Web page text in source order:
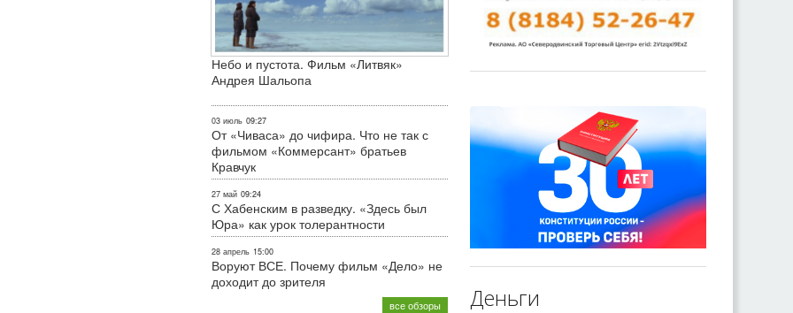
Небо и пустота. Фильм «Литвяк»
Андрея Шальопа
03 июль 09:27
От «Чиваса» до чифира. Что не так с
фильмом «Коммерсант» братьев
Кравчук
27 май 09:24
С Хабенским в разведку. «Здесь был
Юра» как урок толерантности
28 апрель 15:00
Воруют ВСЕ. Почему фильм «Дело» не
доходит до зрителя
все обзоры Деньги